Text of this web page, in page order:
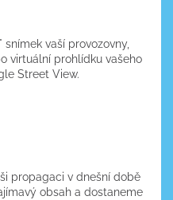
vaší provozovny,
virtuální prohlídku vašeho
Street View.
propagaci v dnešní době
obsah a dostaneme